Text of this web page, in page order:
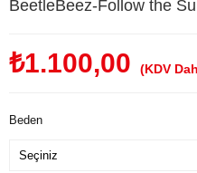
BeetleBeez-Follow the
₺1.100,00 (KDV
Beden